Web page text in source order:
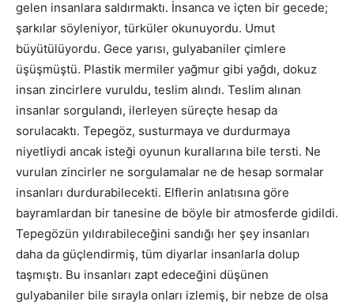
gelen insanlara saldırmaktı. İnsanca ve içten bir gecede;
şarkılar söyleniyor, türküler okunuyordu. Umut
büyütülüyordu. Gece yarısı, gulyabaniler çimlere
üşüşmüştü. Plastik mermiler yağmur gibi yağdı, dokuz
insan zincirlere vuruldu, teslim alındı. Teslim alınan
insanlar sorgulandı, ilerleyen süreçte hesap da
sorulacaktı. Tepegöz, susturmaya ve durdurmaya
niyetliydi ancak isteği oyunun kurallarına bile tersti. Ne
vurulan zincirler ne sorgulamalar ne de hesap sormalar
insanları durdurabilecekti. Elflerin anlatısına göre
bayramlardan bir tanesine de böyle bir atmosferde gidildi.
Tepegözün yıldırabileceğini sandığı her şey insanları
daha da güçlendirmiş, tüm diyarlar insanlarla dolup
taşmıştı. Bu insanları zapt edeceğini düşünen
gulyabaniler bile sırayla onları izlemiş, bir nebze de olsa